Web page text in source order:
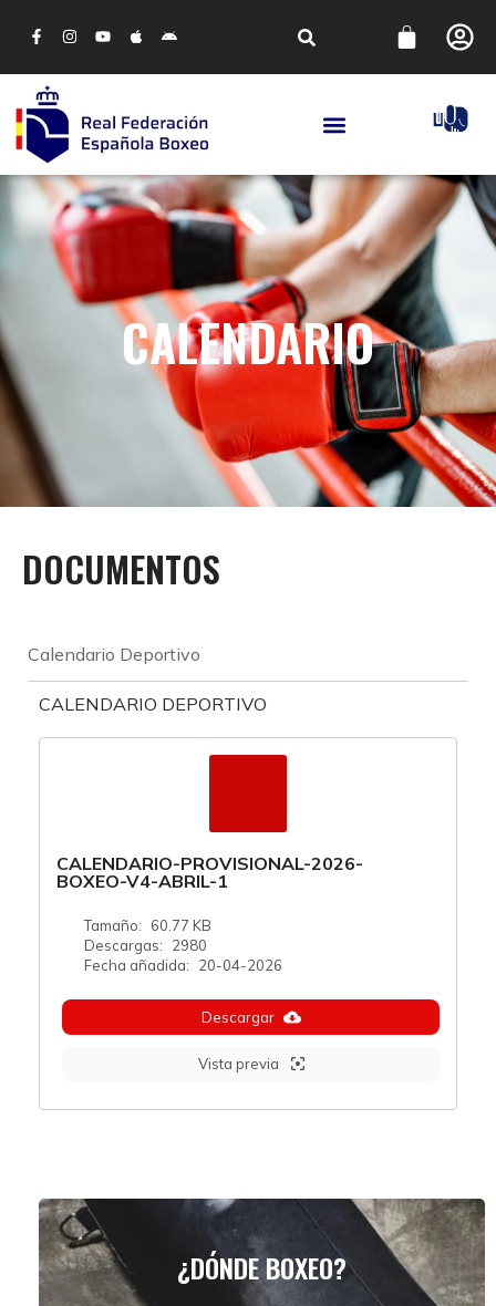
CALENDARIO
DOCUMENTOS
Calendario Deportivo
CALENDARIO DEPORTIVO
CALENDARIO-PROVISIONAL-2026-
BOXEO-V4-ABRIL-1
Tamaño:
60.77 KB
Descargas:
2980
Fecha añadida:
20-04-2026
Descargar
Vista previa
¿DÓNDE BOXEO?